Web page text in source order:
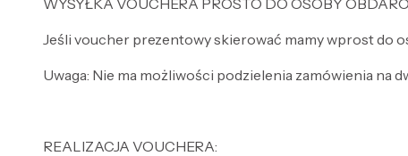
WYSYŁKA VOUCHERA PROSTO DO OSOBY
Jeśli voucher prezentowy skierować mamy wprost do
Uwaga: Nie ma możliwości podzielenia zamówienia na
REALIZACJA VOUCHERA: